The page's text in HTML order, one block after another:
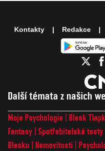
Další témata z našich
Moje Psychologie Blesk
Fantasy Spotřebitelské testy
Blesku
Nemovitosti
Kontakty Redakce